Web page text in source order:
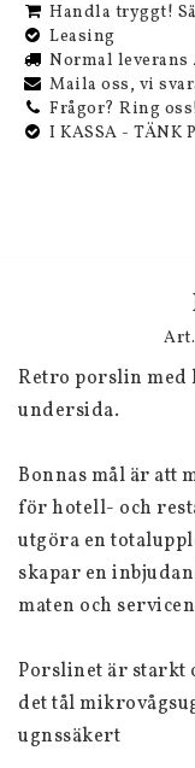
Handla tryggt!
Leasing
Normal leverans
Maila oss, vi
Frågor? Ring
I KASSA - TÄNK
Retro porslin med
undersida.
Bonnas mål är att
för hotell- och
utgöra en
skapar en
maten och
Porslinet är starkt
det tål
ugnssäkert